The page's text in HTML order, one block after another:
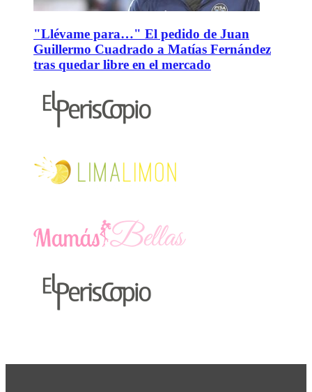
"Llévame para…" El pedido de Juan
Guillermo Cuadrado a Matías Fernández
tras quedar libre en el mercado